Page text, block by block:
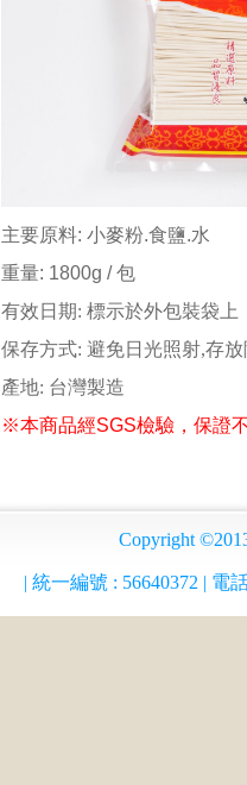
主要原料: 小麥粉.食鹽.水
重量: 1800g / 包
有效日期: 標示於外包裝袋上
保存方式: 避免日光照射,存
產地: 台灣製造
※本商品經SGS檢驗，保證
Copyright
| 統一編號 : 56640372 | 電